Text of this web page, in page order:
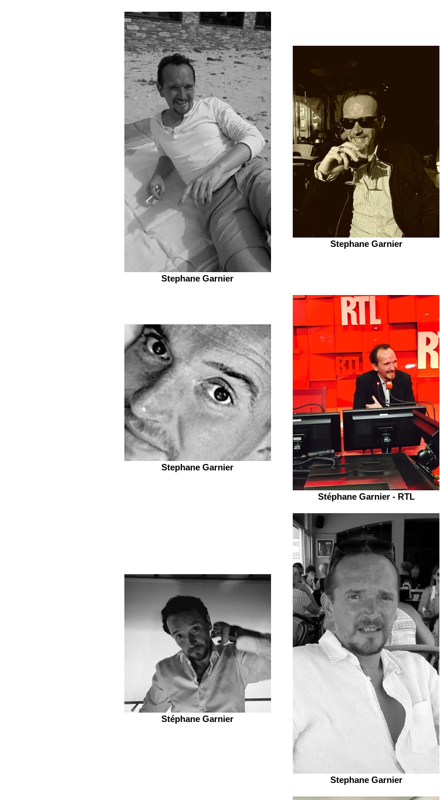
Stephane Garnier
Stephane Garnier
Stephane Garnier
Stéphane Garnier - RTL
Stéphane Garnier
Stephane Garnier